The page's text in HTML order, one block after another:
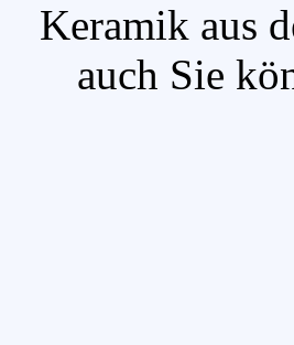
Keramik aus
auch Sie